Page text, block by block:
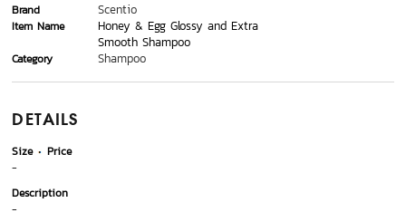
Brand Scentio
Item Name
Honey & Egg Glossy and Extra
Smooth Shampoo
Category Shampoo
DETAILS
Size
Price
-
Description
-